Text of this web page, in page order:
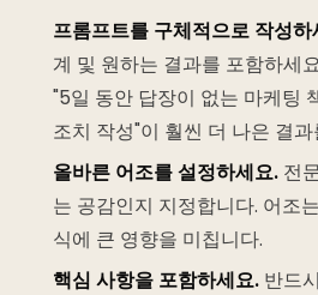
프롬프트를 구체적으로 작성하
계 및 원하는 결과를 포함하세
"5일 동안 답장이 없는 마케팅
조치 작성"이 훨씬 더 나은 결
올바른 어조를 설정하세요. 전
는 공감인지 지정합니다. 어조
식에 큰 영향을 미칩니다.
핵심 사항을 포함하세요. 반드